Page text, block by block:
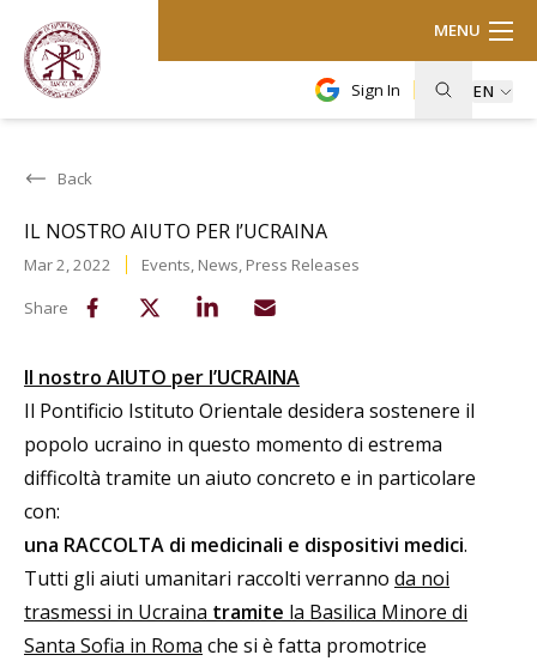
Sign In EN
MENU
Back
IL NOSTRO AIUTO PER l’UCRAINA
Mar 2, 2022 Events, News, Press Releases
Share
Il nostro AIUTO per l’UCRAINA
Il Pontificio Istituto Orientale desidera sostenere il
popolo ucraino in questo momento di estrema
difficoltà tramite un aiuto concreto e in particolare
con:
una RACCOLTA di medicinali e dispositivi medici.
Tutti gli aiuti umanitari raccolti verranno da noi
trasmessi in Ucraina tramite la Basilica Minore di
Santa Sofia in Roma che si è fatta promotrice